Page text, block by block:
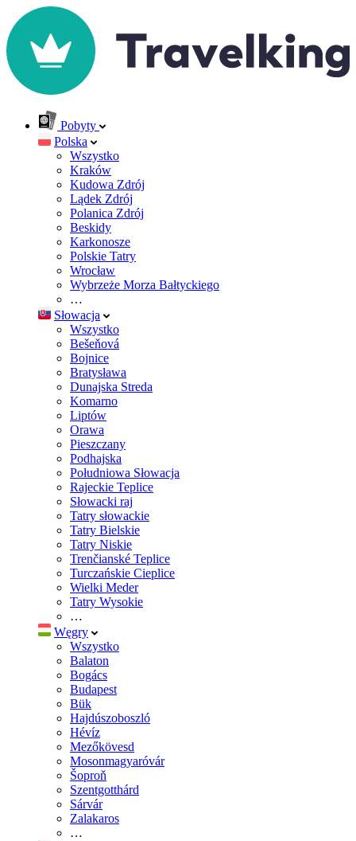
Pobyty
Polska
Wszystko
Kraków
Kudowa Zdrój
Lądek Zdrój
Polanica Zdrój
Beskidy
Karkonosze
Polskie Tatry
Wrocław
Wybrzeże Morza Bałtyckiego
…
Słowacja
Wszystko
Bešeňová
Bojnice
Bratysława
Dunajska Streda
Komarno
Liptów
Orawa
Pieszczany
Podhajska
Południowa Słowacja
Rajeckie Teplice
Słowacki raj
Tatry słowackie
Tatry Bielskie
Tatry Niskie
Trenčianské Teplice
Turczańskie Cieplice
Wielki Meder
Tatry Wysokie
…
Węgry
Wszystko
Balaton
Bogács
Budapest
Bük
Hajdúszoboszló
Hévíz
Mezőkövesd
Mosonmagyaróvár
Šoproň
Szentgotthárd
Sárvár
Zalakaros
…